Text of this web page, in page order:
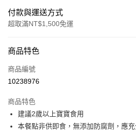
付款與運送方式
超取滿NT$1,500免運
信用卡一次付款
LINE Pay
街口支付
商品特色
商品編號
10238976
商品特色
建議2歲以上寶寶食用
本餐點非供即食，無添加防腐劑，應